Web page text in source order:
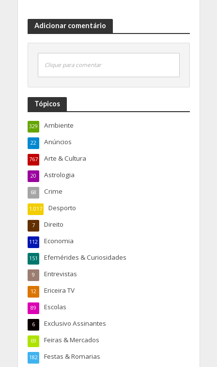
Adicionar comentário
Clique para comentar
Tópicos
Ambiente
329
Anúncios
22
Arte & Cultura
767
Astrologia
20
Crime
68
Desporto
1.017
Direito
7
Economia
112
Efemérides & Curiosidades
151
Entrevistas
9
Ericeira TV
12
Escolas
89
Exclusivo Assinantes
6
Feiras & Mercados
69
Festas & Romarias
182